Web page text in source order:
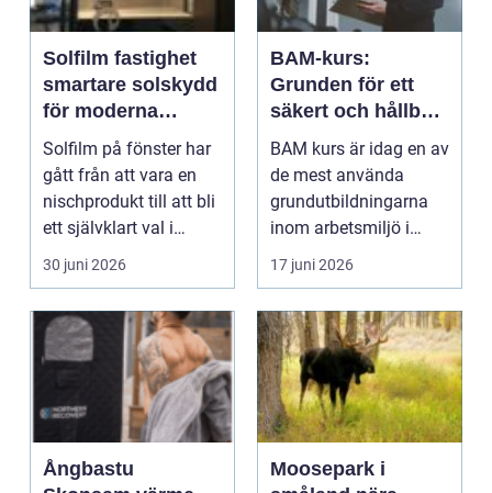
Solfilm fastighet
smartare solskydd
för moderna
byggnader
Solfilm på fönster har
gått från att vara en
nischprodukt till att bli
ett självklart val i
många ko...
30 juni 2026
BAM-kurs:
Grunden för ett
säkert och hållbart
arbetsmiljöarbete
BAM kurs är idag en av
de mest använda
grundutbildningarna
inom arbetsmiljö i
Sverige...
17 juni 2026
Ångbastu
Moosepark i